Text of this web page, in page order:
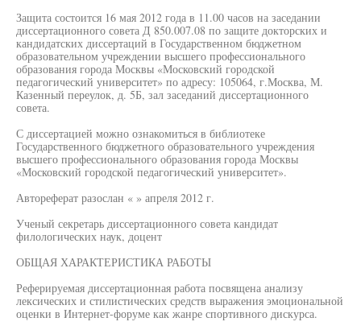
Защита состоится 16 мая 2012 года в 11.00 часов на заседании
диссертационного совета Д 850.007.08 по защите докторских и
кандидатских диссертаций в Государственном бюджетном
образовательном учреждении высшего профессионального
образования города Москвы «Московский городской
педагогический университет» по адресу: 105064, г.Москва, М.
Казенный переулок, д. 5Б, зал заседаний диссертационного
совета.
С диссертацией можно ознакомиться в библиотеке
Государственного бюджетного образовательного учреждения
высшего профессионального образования города Москвы
«Московский городской педагогический университет».
Автореферат разослан « » апреля 2012 г.
Ученый секретарь диссертационного совета кандидат
филологических наук, доцент
ОБЩАЯ ХАРАКТЕРИСТИКА РАБОТЫ
Реферируемая диссертационная работа посвящена анализу
лексических и стилистических средств выражения эмоциональной
оценки в Интернет-форуме как жанре спортивного дискурса.